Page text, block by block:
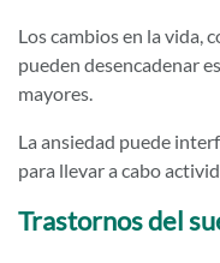
Los cambios en la vida,
pueden desencadenar
mayores.
La ansiedad puede
para llevar a cabo
Trastornos del